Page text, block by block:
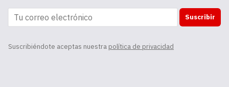
Suscribir
Suscribiéndote aceptas nuestra política de privacidad